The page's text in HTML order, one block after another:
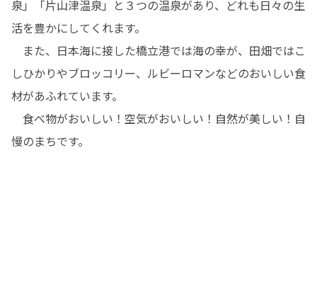
泉」「片山津温泉」と３つの温泉があり、どれも日々の生
活を豊かにしてくれます。
また、日本海に接した橋立港では海の幸が、田畑ではこ
しひかりやブロッコリー、ルビーロマンなどのおいしい食
材があふれています。
食べ物がおいしい！空気がおいしい！自然が美しい！自
慢のまちです。